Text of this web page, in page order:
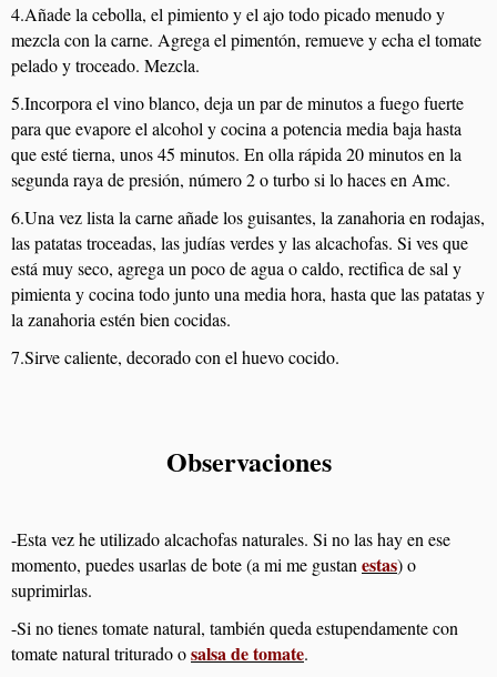
4.Añade la cebolla, el pimiento y el ajo todo picado menudo y
mezcla con la carne. Agrega el pimentón, remueve y echa el tomate
pelado y troceado. Mezcla.
5.Incorpora el vino blanco, deja un par de minutos a fuego fuerte
para que evapore el alcohol y cocina a potencia media baja hasta
que esté tierna, unos 45 minutos. En olla rápida 20 minutos en la
segunda raya de presión, número 2 o turbo si lo haces en Amc.
6.Una vez lista la carne añade los guisantes, la zanahoria en rodajas,
las patatas troceadas, las judías verdes y las alcachofas. Si ves que
está muy seco, agrega un poco de agua o caldo, rectifica de sal y
pimienta y cocina todo junto una media hora, hasta que las patatas y
la zanahoria estén bien cocidas.
7.Sirve caliente, decorado con el huevo cocido.
Observaciones
-Esta vez he utilizado alcachofas naturales. Si no las hay en ese
momento, puedes usarlas de bote (a mi me gustan estas) o
suprimirlas.
-Si no tienes tomate natural, también queda estupendamente con
tomate natural triturado osalsa de tomate.